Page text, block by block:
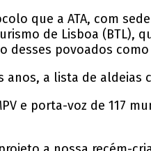
que a ATA, com
de Lisboa
desses povoados
anos, a lista de aldeias
e porta-voz de 117